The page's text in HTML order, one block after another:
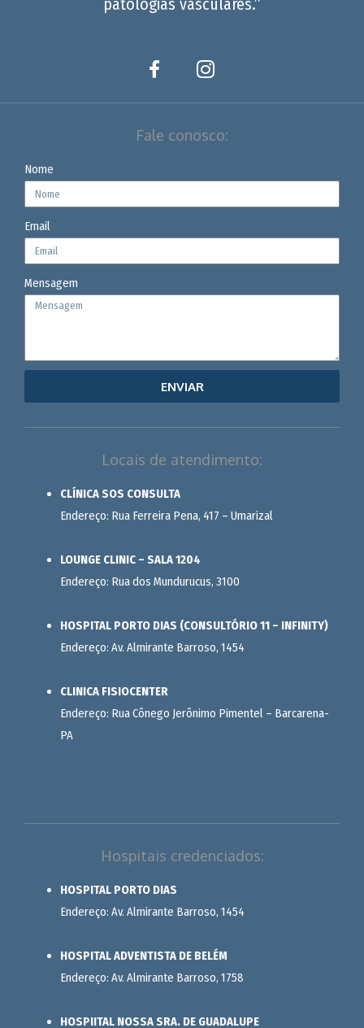
patologias vasculares.”
Fale conosco:
Nome
Email
Mensagem
ENVIAR
Locais de atendimento:
CLÍNICA SOS CONSULTA
Endereço: Rua Ferreira Pena, 417 – Umarizal
LOUNGE CLINIC – SALA 1204
Endereço: Rua dos Mundurucus, 3100
HOSPITAL PORTO DIAS (CONSULTÓRIO 11 – INFINITY)
Endereço: Av. Almirante Barroso, 1454
CLINICA FISIOCENTER
Endereço: Rua Cônego Jerônimo Pimentel – Barcarena-
PA
Hospitais credenciados:
HOSPITAL PORTO DIAS
Endereço: Av. Almirante Barroso, 1454
HOSPITAL ADVENTISTA DE BELÉM
Endereço: Av. Almirante Barroso, 1758
HOSPIITAL NOSSA SRA. DE GUADALUPE